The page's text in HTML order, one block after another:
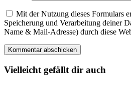
Mit der Nutzung dieses Formulars
Speicherung und Verarbeitung deiner
Name & Mail-Adresse) durch diese
Vielleicht gefällt dir auch